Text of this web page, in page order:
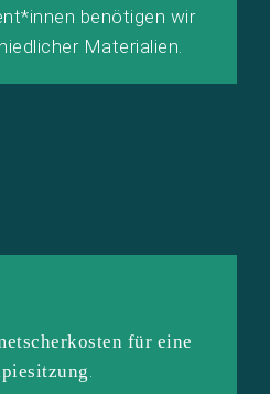
benötigen wir
Materialien.
für eine
.